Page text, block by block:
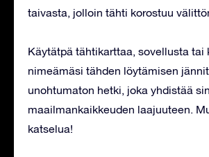
taivasta, jolloin tähti korostuu
Käytätpä tähtikarttaa, sovellusta tai
nimeämäsi tähden löytämisen
unohtumaton hetki, joka yhdistää
maailmankaikkeuden laajuuteen.
katselua!